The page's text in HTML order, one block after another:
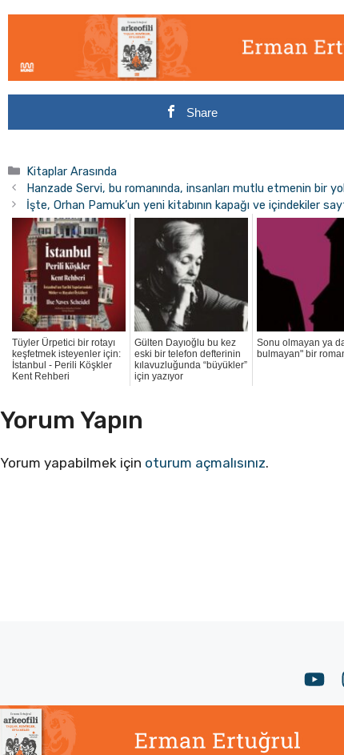
Share
Kategoriler
Kitaplar Arasında
Hanzade Servi, bu romanında, insanları mutlu etmenin bir
İşte, Orhan Pamuk’un yeni kitabının kapağı ve içindekiler
Tüyler Ürpetici bir rotayı
keşfetmek isteyenler için:
İstanbul - Perili Köşkler
Kent Rehberi
Gülten Dayıoğlu bu kez
eski bir telefon defterinin
kılavuzluğunda “büyükler”
için yazıyor
Sonu olmayan ya
bulmayan" bir
Yorum Yapın
Yorum yapabilmek için oturum açmalısınız.